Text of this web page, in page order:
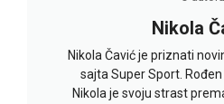
Nikola
Nikola Čavić je priznati
sajta Super Sport.
Nikola je svoju strast